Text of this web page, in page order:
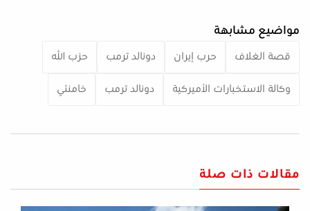
مواضيع مشابهة
قصة الغلاف حرب إيران دونالد ترمب حزب الله
وكالة الاستخبارات الأميركية دونالد ترمب خامنئي
مقالات ذات صلة